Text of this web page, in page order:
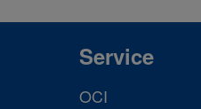
Service
OCI